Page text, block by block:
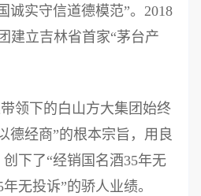
诚实守信道德模范”。2018
建立吉林省首家“茅台产
领下的白山方大集团始终
德经商”的根本宗旨，用良
下了“经销国名酒35年无
无投诉”的骄人业绩。